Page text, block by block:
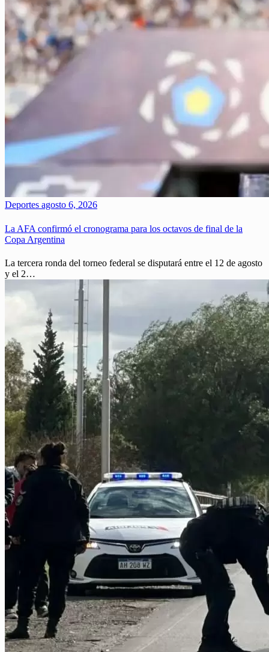
Deportes agosto 6, 2026
La AFA confirmó el cronograma para los octavos de final de la
Copa Argentina
La tercera ronda del torneo federal se disputará entre el 12 de agosto
y el 2…